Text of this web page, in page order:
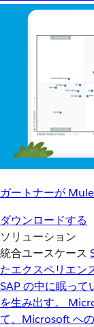
ガートナーが
ダウンロードする
ソリューション
統合ユースケース
たエクスペリエン
SAP の中に眠って
を生み出す。
て、Microsoft への